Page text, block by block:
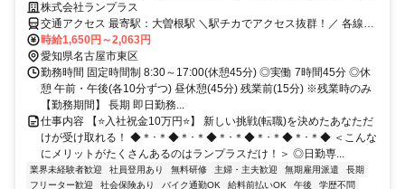
万円/赴任費支給/キレイな職場で汚れない/日払い・週払い可/食堂あり1
食440円
株式会社ランプラス
交通アクセス 最寄駅：大曽根駅 ＼駅チカでアクセス抜群！／ 各線
｢大曽根｣駅から徒歩5分 【最寄駅】 名古屋市営地下鉄名城線 大曽根
駅 JR中央本線(名古屋～塩尻) 大曽根駅
時給1,650円～2,063円
愛知県名古屋市東区
勤務時間 固定時間制 8:30～17:00(休憩45分) ◎実働 7時間45分 ◎休
憩 午前・午後(各10分ずつ) 昼休憩(45分) 残業前(15分) ※残業時のみ
【勤務期間】 長期 即日勤務...
仕事内容 【⭐入社祝金10万円⭐】 新しい挑戦(転職)を決めたあなただ
けが受け取れる！ ◆＊･＊◆＊･＊◆＊･＊◆＊･＊◆＊･＊◆ ＜こんな
にメリットがたくさんあるのはランプラスだけ！＞ ◎日勤専...
業界未経験者歓迎 社員登用あり 無料研修 主婦・主夫歓迎 無期雇用派遣
長期
フリーター歓迎
社会保険あり バイク通勤OK 給料前払いOK 午後
学歴不問